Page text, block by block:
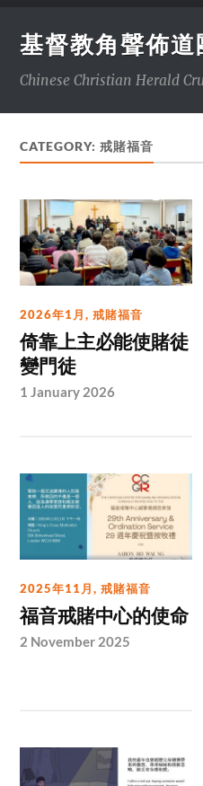
基督教角聲佈道
Chinese Christian Herald
CATEGORY:戒賭福音
2026年1月,戒賭福音
倚靠上主必能使賭徒
變門徒
1 January 2026
2025年11月,戒賭福音
福音戒賭中心的使命
2 November 2025